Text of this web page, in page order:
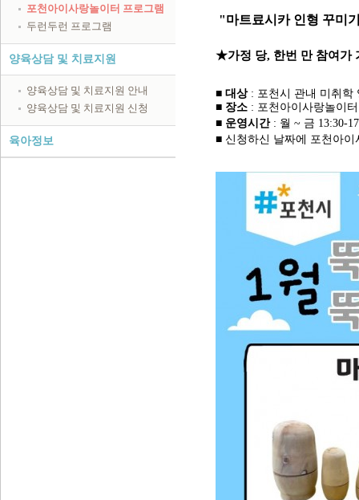
포천아이사랑놀이터 프로그램
두런두런 프로그램
양육상담 및 치료지원
양육상담 및 치료지원 안내
양육상담 및 치료지원 신청
육아정보
"마트료시카 인형 꾸미
★가정 당, 한번 만 참여가
■ 대상: 포천시 관내 미취학
■ 장소 : 포천아이사랑놀이터
■ 운영시간: 월 ~ 금 13:30-
■ 신청하신 날짜에 포천아